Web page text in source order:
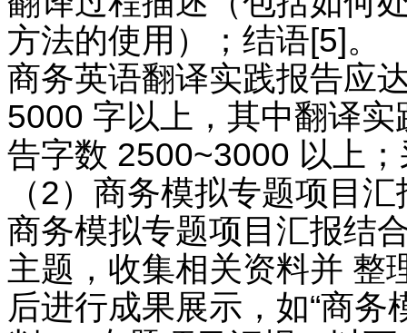
方法的使用）；结语[5]。
商务英语翻译实践报告应
5000 字以上，其中翻译
告字数 2500~3000 以上
（2）商务模拟专题项目汇
商务模拟专题项目汇报结
主题，收集相关资料并 整
后进行成果展示，如“商务